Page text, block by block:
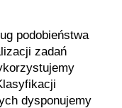
podobieństwa
zadań
dysponujemy